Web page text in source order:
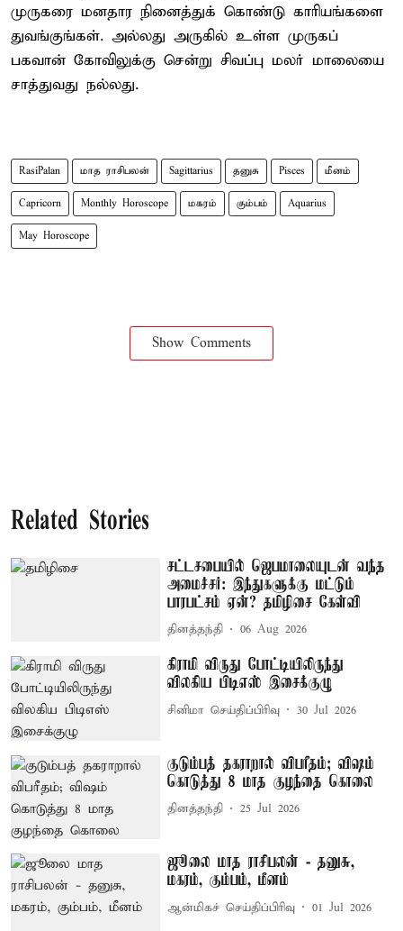
முருகரை மனதார நினைத்துக் கொண்டு காரியங்களை
துவங்குங்கள். அல்லது அருகில் உள்ள முருகப்
பகவான் கோவிலுக்கு சென்று சிவப்பு மலர் மாலையை
சாத்துவது நல்லது.
RasiPalan மாத ராசிபலன் Sagittarius தனுசு Pisces மீனம்
Capricorn Monthly Horoscope மகரம் கும்பம் Aquarius
May Horoscope
Show Comments
Related Stories
சட்டசபையில் ஜெபமாலையுடன் வந்த
அமைச்சர்: இந்துகளுக்கு மட்டும்
பாரபட்சம் ஏன்? தமிழிசை கேள்வி
தினத்தந்தி 06 Aug 2026
கிராமி விருது போட்டியிலிருந்து
விலகிய பிடிஎஸ் இசைக்குழு
சினிமா செய்திப்பிரிவு 30 Jul 2026
குடும்பத் தகராறால் விபரீதம்; விஷம்
கொடுத்து 8 மாத குழந்தை கொலை
தினத்தந்தி 25 Jul 2026
ஜூலை மாத ராசிபலன் - தனுசு,
மகரம், கும்பம், மீனம்
ஆன்மிகச் செய்திப்பிரிவு 01 Jul 2026